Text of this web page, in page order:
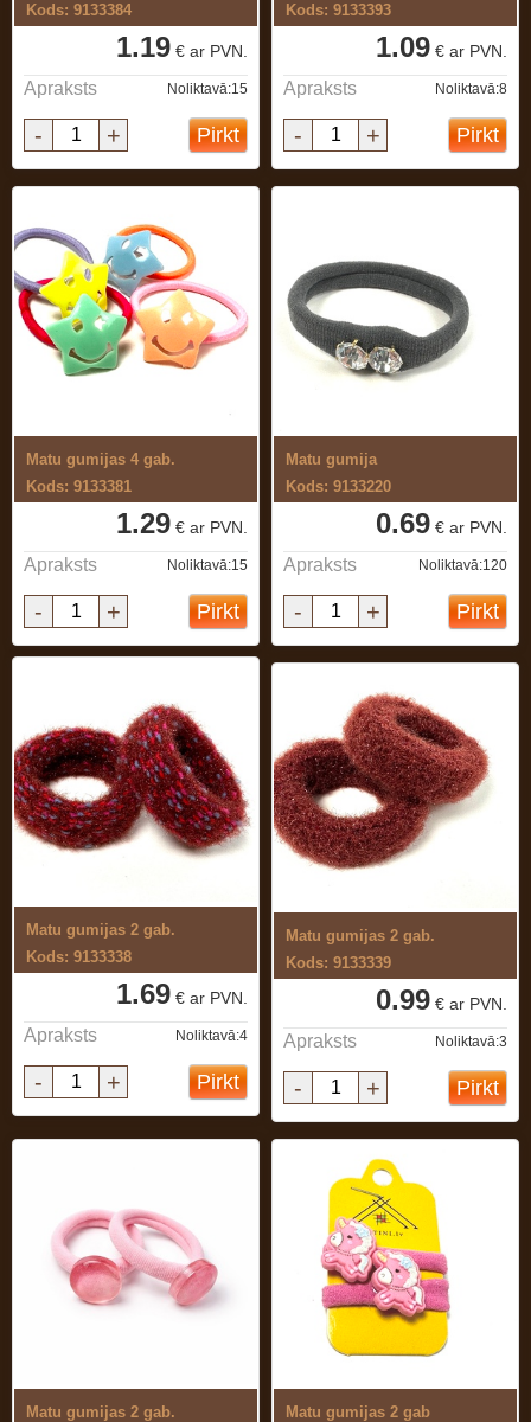
Kods: 9133384
1.19 € ar PVN.
Apraksts Noliktavā:15
- + Pirkt
Kods: 9133393
1.09 € ar PVN.
Apraksts Noliktavā:8
- + Pirkt
Matu gumijas 4 gab.
Kods: 9133381
1.29 € ar PVN.
Apraksts Noliktavā:15
- + Pirkt
Matu gumija
Kods: 9133220
0.69 € ar PVN.
Apraksts Noliktavā:120
- + Pirkt
Matu gumijas 2 gab.
Kods: 9133338
1.69 € ar PVN.
Apraksts Noliktavā:4
- + Pirkt
Matu gumijas 2 gab.
Kods: 9133339
0.99 € ar PVN.
Apraksts Noliktavā:3
- + Pirkt
Matu gumijas 2 gab.
Matu gumijas 2 gab